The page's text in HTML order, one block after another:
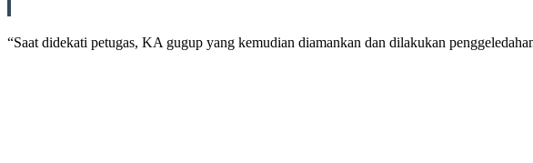
“Saat didekati petugas, KA gugup yang kemudian diamankan dan dilakukan